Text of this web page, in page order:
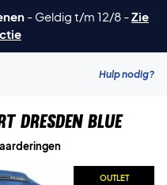
- Geldig t/m 12/8 -Zie
Hulp nodig?
Dresden Blue
OUTLET
OUTLET
OUTLET
OUTLET